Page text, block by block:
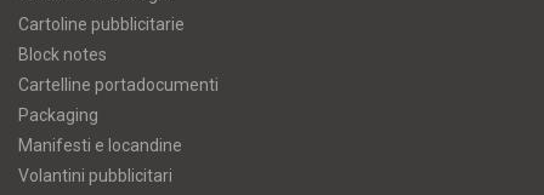
Cartoline pubblicitarie
Block notes
Cartelline portadocumenti
Packaging
Manifesti e locandine
Volantini pubblicitari